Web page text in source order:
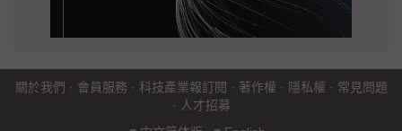
關於我們 · 會員服務 · 科技產業報訂閱 · 著作權 · 隱私權 · 常見問題
· 人才招募